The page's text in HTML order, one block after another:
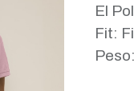
El
Fit: